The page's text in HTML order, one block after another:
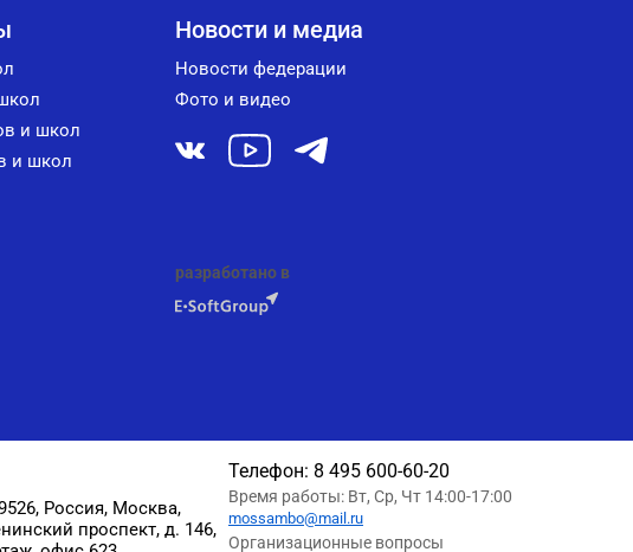
и школ
и школ
Новости и медиа
Новости федерации
Фото и видео
разработано в
Россия, Москва,
проспект, д. 146,
Телефон: 8 495 600-60-20
Время работы: Вт, Ср, Чт 14:00-17:00
mossambo@mail.ru
Организационные вопросы